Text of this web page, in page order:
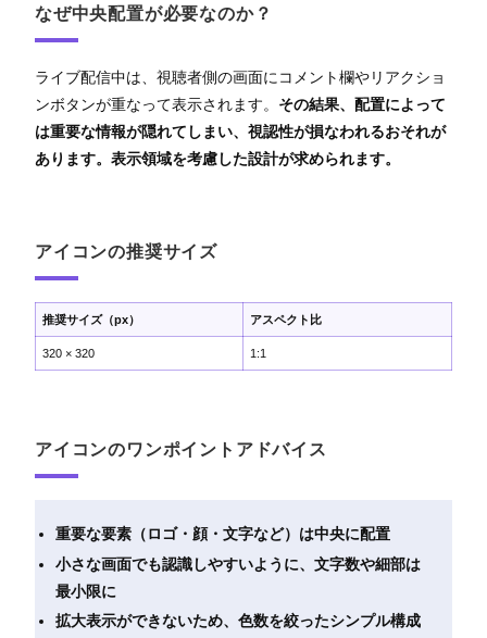
なぜ中央配置が必要なのか？
ライブ配信中は、視聴者側の画面にコメント欄やリアクショ
ンボタンが重なって表示されます。 その結果、配置によって
は重要な情報が隠れてしまい、視認性が損なわれるおそれが
あります。表示領域を考慮した設計が求められます。
アイコンの推奨サイズ
推奨サイズ（px） アスペクト比
320 × 320 1:1
アイコンのワンポイントアドバイス
重要な要素（ロゴ・顔・文字など）は中央に配置
小さな画面でも認識しやすいように、文字数や細部は
最小限に
拡大表示ができないため、色数を絞ったシンプル構成